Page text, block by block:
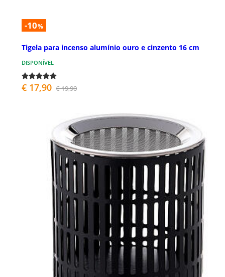
-10%
Tigela para incenso alumínio ouro e cinzento 16 cm
DISPONÍVEL
€ 17,90 € 19,90